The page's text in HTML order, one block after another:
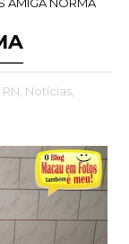
Notícias,